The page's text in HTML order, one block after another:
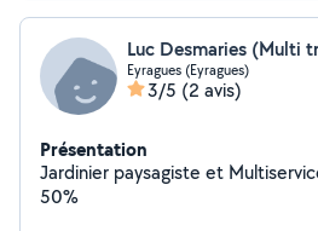
Eyragues (Eyragues)
3/5 (2 avis)
Présentation
Jardinier paysagiste et
50%